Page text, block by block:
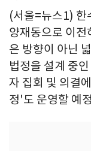
(서울=뉴스1) 한
양재동으로 이전
은 방향이 아닌
법정을 설계 중
자 집회 및 의결
정'도 운영할 예